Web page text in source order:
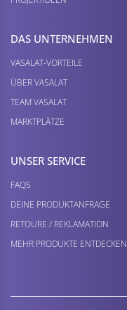
DAS UNTERNEHMEN
VASALAT-VORTEILE
ÜBER VASALAT
TEAM VASALAT
MARKTPLÄTZE
UNSER SERVICE
FAQS
DEINE PRODUKTANFRAGE
RETOURE / REKLAMATION
MEHR PRODUKTE ENTDECKEN